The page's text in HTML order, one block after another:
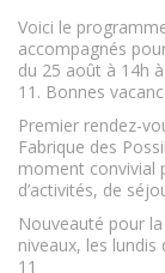
Voici le
accompagnés
du 25 août à 14h
11. Bonnes
Premier rendez-
Fabrique des
moment convivial
d’activités, de
Nouveauté pour
niveaux, les
11